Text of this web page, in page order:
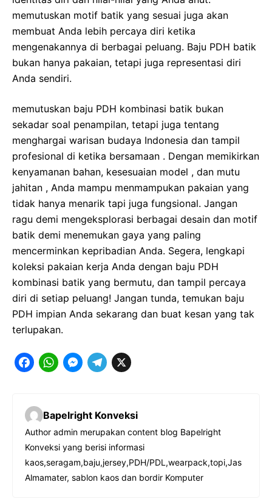
memutuskan motif batik yang sesuai juga akan
membuat Anda lebih percaya diri ketika
mengenakannya di berbagai peluang. Baju PDH batik
bukan hanya pakaian, tetapi juga representasi diri
Anda sendiri.
memutuskan baju PDH kombinasi batik bukan
sekadar soal penampilan, tetapi juga tentang
menghargai warisan budaya Indonesia dan tampil
profesional di ketika bersamaan . Dengan memikirkan
kenyamanan bahan, kesesuaian model , dan mutu
jahitan , Anda mampu menmampukan pakaian yang
tidak hanya menarik tapi juga fungsional. Jangan
ragu demi mengeksplorasi berbagai desain dan motif
batik demi menemukan gaya yang paling
mencerminkan kepribadian Anda. Segera, lengkapi
koleksi pakaian kerja Anda dengan baju PDH
kombinasi batik yang bermutu, dan tampil percaya
diri di setiap peluang! Jangan tunda, temukan baju
PDH impian Anda sekarang dan buat kesan yang tak
terlupakan.
F
c
e
b
o
o
W
t
s
A
p
M
s
e
n
g
T
e
g
r
a
X
Bapelright Konveksi
Author admin merupakan content blog Bapelright
Konveksi yang berisi informasi
kaos,seragam,baju,jersey,PDH/PDL,wearpack,topi,Jas
Almamater, sablon kaos dan bordir Komputer